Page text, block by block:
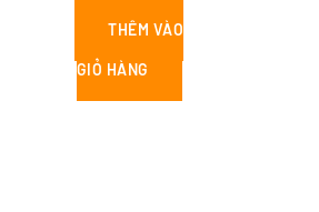
THÊM VÀO
GIỎ HÀNG